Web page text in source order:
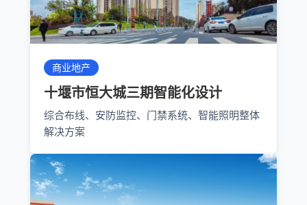
商业地产
十堰市恒大城三期智能化设计
综合布线、安防监控、门禁系统、智能照明整体
解决方案